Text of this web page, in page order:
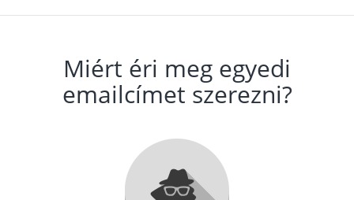
Miért éri meg egyedi
emailcímet szerezni?